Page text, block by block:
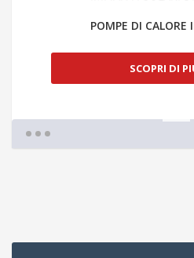
POMPE DI CALORE
SCOPRI DI